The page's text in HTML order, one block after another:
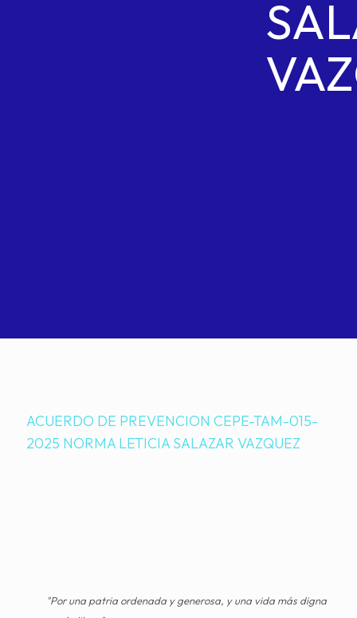
ACUERDO DE PREVENCION CEPE-TAM-015-
2025 NORMA LETICIA SALAZAR VAZQUEZ
"Por una patria ordenada y generosa, y una vida más digna